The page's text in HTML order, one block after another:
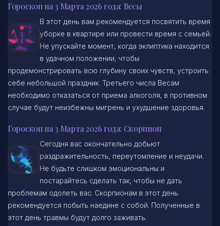
Гороскоп на 3 Марта 2026 года: Весы
В этот день вам рекомендуется посвятить время
уборке в квартире или провести время с семьей.
Не упускайте момент, когда эклиптика находится
в удачном положении, чтобы
продемонстрировать всю глубину своих чувств, устроить
себе небольшой праздник. Третьего числа Весам
необходимо отказаться от приема алкоголя, в противном
случае будут неизбежны мигрень и ухудшение здоровья.
Гороскоп на 3 Марта 2026 года: Скорпион
Сегодня вас окончательно добьют
раздражительность, переутомление и неудачи.
Не будьте слишком эмоциональны и
постарайтесь сделать так, чтобы не дать
проблемам одолеть вас. Скорпионам в этот день
рекомендуется побыть наедине с собой. Полученные в
этот день травмы будут долго заживать.